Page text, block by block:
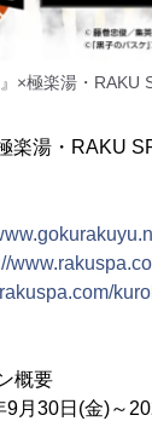
×極楽湯・RAKU
楽湯・RAKU
概要
9月30日(金)～